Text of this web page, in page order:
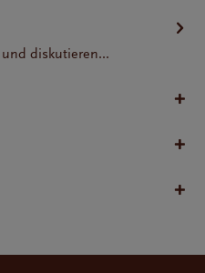
diskutieren...